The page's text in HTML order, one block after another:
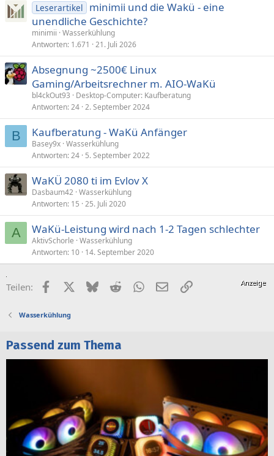
Leserartikel
minimii und die Wakü - eine
unendliche Geschichte?
minimii Wasserkühlung
Antworten 1.671 21. Juli 2026
Absegnung ~2500€ Linux
Gaming/Arbeitsrechner m. AIO-WaKü
bl4ckOut93
Desktop-Computer: Kaufberatung
Antworten 24 2. September 2024
B Kaufberatung - WaKü Anfänger
Basey9x Wasserkühlung
Antworten 24 5. September 2022
WaKÜ 2080 ti im Evlov X
Dasbaum42 Wasserkühlung
Antworten 15 25. Juli 2020
A WaKü-Leistung wird nach 1-2 Tagen schlechter
AktivSchorle Wasserkühlung
Antworten 10 14. September 2020
Teilen: FacebookX (Twitter)
BlueskyRedditWhatsApp
E-MailLink
Wasserkühlung
Passend zum Thema